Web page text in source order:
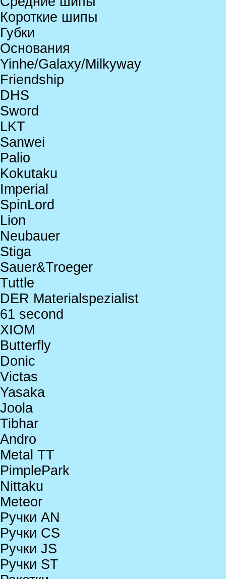
Короткие шипы
Губки
Основания
Yinhe/Galaxy/Milkyway
Friendship
DHS
Sword
LKT
Sanwei
Palio
Kokutaku
Imperial
SpinLord
Lion
Neubauer
Stiga
Sauer&Troeger
Tuttle
DER Materialspezialist
61 second
XIOM
Butterfly
Donic
Victas
Yasaka
Joola
Tibhar
Andro
Metal TT
PimplePark
Nittaku
Meteor
Ручки AN
Ручки CS
Ручки JS
Ручки ST